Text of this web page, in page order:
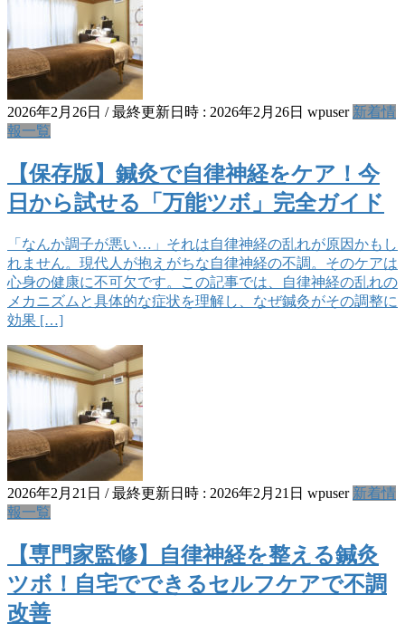
2026年2月26日 / 最終更新日時 : 2026年2月26日 wpuser 新着情
報一覧
【保存版】鍼灸で自律神経をケア！今
日から試せる「万能ツボ」完全ガイド
「なんか調子が悪い…」それは自律神経の乱れが原因かもし
れません。現代人が抱えがちな自律神経の不調。そのケアは
心身の健康に不可欠です。この記事では、自律神経の乱れの
メカニズムと具体的な症状を理解し、なぜ鍼灸がその調整に
効果 […]
2026年2月21日 / 最終更新日時 : 2026年2月21日 wpuser 新着情
報一覧
【専門家監修】自律神経を整える鍼灸
ツボ！自宅でできるセルフケアで不調
改善